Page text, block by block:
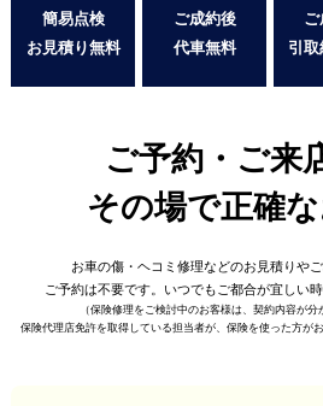
簡易点検
お見積り無料
ご成約後
代車無料
引
ご予約・ご来
その場で正確
お車の傷・ヘコミ修理などのお見積りや
ご予約は不要です。 いつでもご都合が宜しい
（保険修理をご検討中のお客様は、契約内容が分
保険代理店免許を取得している担当者が、 保険を使った方が